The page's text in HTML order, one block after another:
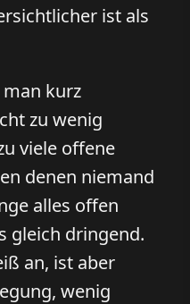
ist als
kurz
zu wenig
viele offene
denen niemand
alles offen
gleich dringend.
an, ist aber
wenig